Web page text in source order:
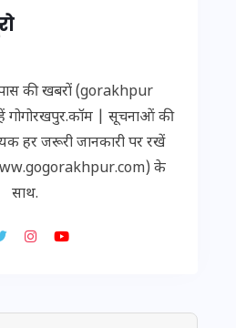
की खबरों (gorakhpur
गोगोरखपुर.कॉम | सूचनाओं की
हर जरूरी जानकारी पर रखें
के
साथ.